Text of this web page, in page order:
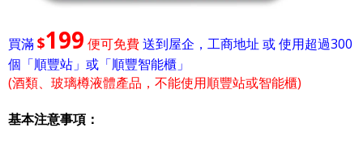
買滿$199 便可免費送到屋企，工商地址 或 使用超過300
個「順豐站」或「順豐智能櫃」
(酒類、玻璃樽液體產品，不能使用順豐站或智能櫃)
基本注意事項：